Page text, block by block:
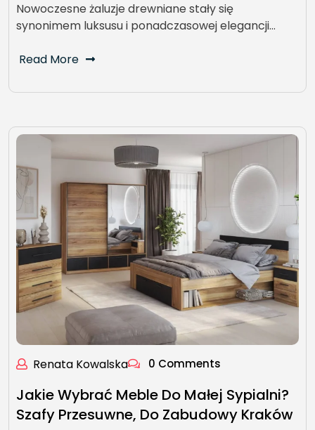
Nowoczesne żaluzje drewniane stały się
synonimem luksusu i ponadczasowej elegancji…
Read More
Renata Kowalska 0 Comments
Jakie Wybrać Meble Do Małej Sypialni?
Szafy Przesuwne, Do Zabudowy Kraków